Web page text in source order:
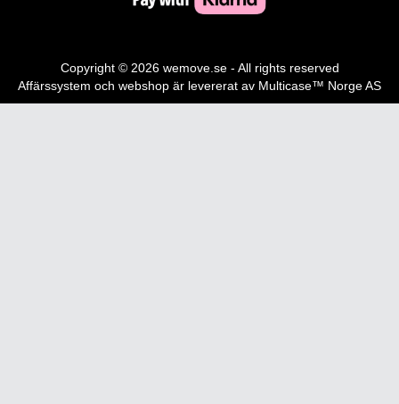
Copyright © 2026 wemove.se - All rights reserved
Affärssystem och webshop är levererat av Multicase™ Norge AS